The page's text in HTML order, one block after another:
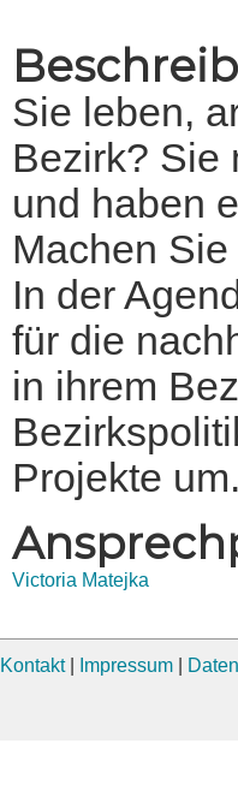
Sie leben,
Bezirk? Sie
und haben
Machen Sie
In der
für die
in ihrem
Projekte um.
Victoria Matejka
Kontakt| Impressum